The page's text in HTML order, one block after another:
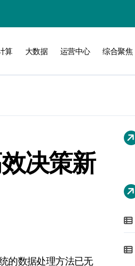
算 大数据 运营中心 综合聚焦
决策新